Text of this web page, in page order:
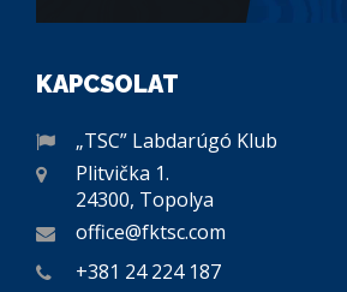
KAPCSOLAT
„TSC” Labdarúgó Klub
Plitvička 1.
24300, Topolya
office@fktsc.com
+381 24 224 187